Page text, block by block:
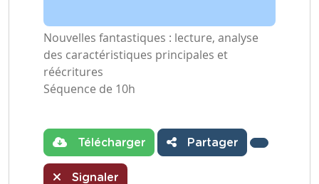
Nouvelles fantastiques : lecture, analyse
des caractéristiques principales et
réécritures
Séquence de 10h
Télécharger Partager
Signaler